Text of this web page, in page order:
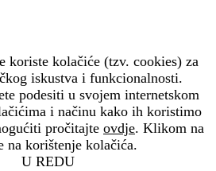
koriste kolačiće (tzv. cookies) za
iskustva i funkcionalnosti.
podesiti u svojem internetskom
i načinu kako ih koristimo
pročitajte ovdje. Klikom na
na korištenje kolačića.
U REDU